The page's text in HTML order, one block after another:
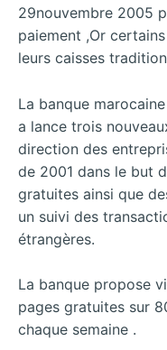
29nouvembre 2005
paiement ,Or
leurs caisses
La banque
a lance trois
direction des
de 2001 dans le but
gratuites ainsi que
un suivi des
étrangères.
La banque propose
pages gratuites sur
chaque semaine .